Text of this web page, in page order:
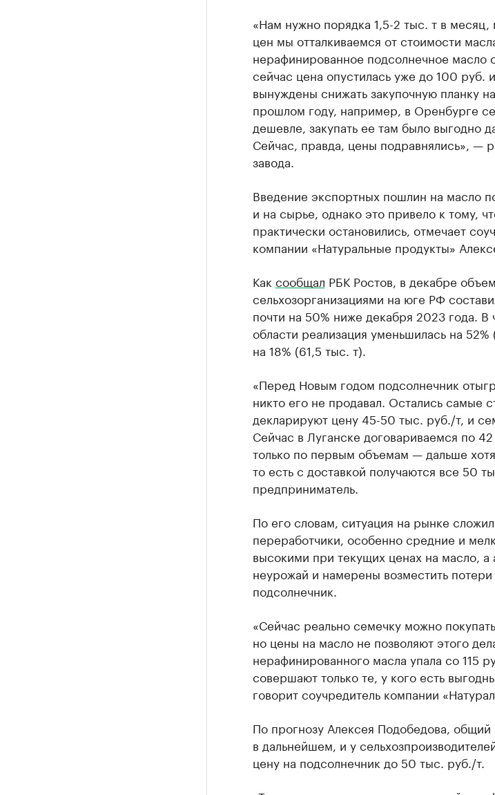
«Нам нужно порядка 1,5-2 тыс. т в месяц,
цен мы отталкиваемся от стоимости
нерафинированное подсолнечное масло
сейчас цена опустилась уже до 100 руб.
вынуждены снижать закупочную планку
прошлом году, например, в Оренбурге
дешевле, закупать ее там было выгодно
Сейчас, правда, цены подравнялись», —
завода.
Введение экспортных пошлин на масло
и на сырье, однако это привело к тому,
практически остановились, отмечает
компании «Натуральные продукты»
Как сообщал РБК Ростов, в декабре
сельхозорганизациями на юге РФ
почти на 50% ниже декабря 2023 года. В
области реализация уменьшилась на
на 18% (61,5 тыс. т).
«Перед Новым годом подсолнечник
никто его не продавал. Остались самые
декларируют цену 45-50 тыс. руб./т, и
Сейчас в Луганске договариваемся по
только по первым объемам — дальше
то есть с доставкой получаются все 50
предприниматель.
По его словам, ситуация на рынке
переработчики, особенно средние и
высокими при текущих ценах на масло, а
неурожай и намерены возместить
подсолнечник.
«Сейчас реально семечку можно
но цены на масло не позволяют этого
нерафинированного масла упала со 115
совершают только те, у кого есть
говорит соучредитель компании
По прогнозу Алексея Подобедова,
в дальнейшем, и у
цену на подсолнечник до 50 тыс. руб./т.